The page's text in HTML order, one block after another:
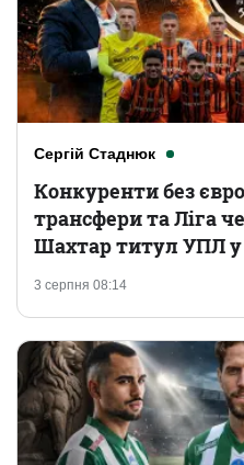
Сергій Стаднюк
3 серпня 08:14
Конкуренти без
трансфери та Ліга
Шахтар титул УПЛ у